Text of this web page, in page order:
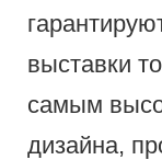
выставки
самым
дизайна,